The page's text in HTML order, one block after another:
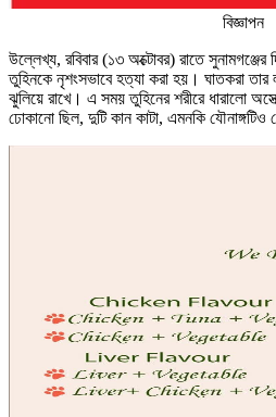
বিজ্ঞাপন
উল্লেখ্য, রবিবার (১৩ অক্টোবর) রাতে সুনামগঞ্জের
তুহিনকে নৃশংসভাবে হত্যা করা হয়। ঘাতকরা তার
ঝুলিয়ে রাখে। এ সময় তুহিনের শরীরে ধারালো
ঢোকানো ছিল, দুটি কান কাটা, এমনকি যৌনাঙ্গটিও